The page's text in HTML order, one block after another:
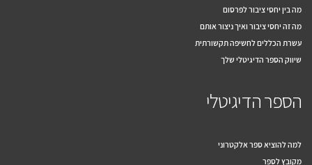
מה בין יחסי ציבור לפרסום
מה זה יחסי ציבור ואיך ניצור אותם
עשרת הכללים לחשיפה תקשורתית
שיווק הספר הדיגיטלי שלך
הספר הדיגיטלי
למה להוציא ספר אלקטרוני
מקובץ לספר